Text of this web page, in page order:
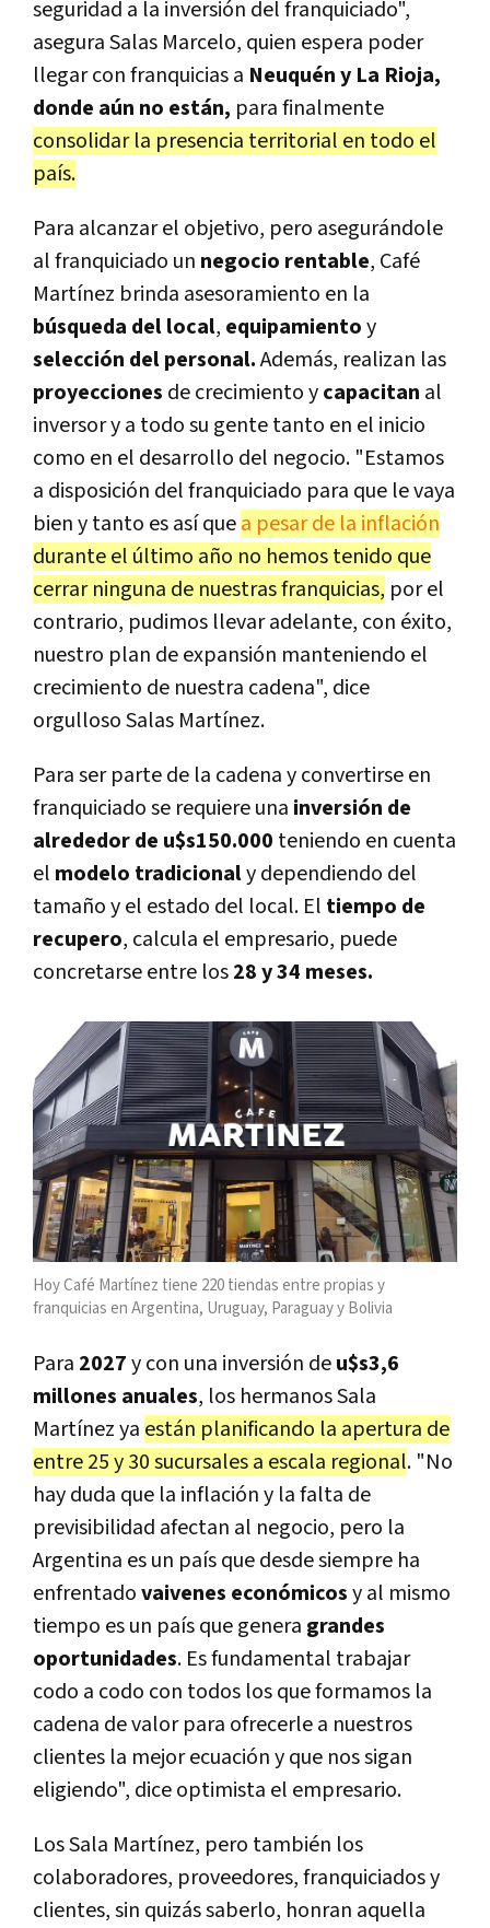
seguridad a la inversión del franquiciado",
asegura Salas Marcelo, quien espera poder
llegar con franquicias a Neuquén y La Rioja,
donde aún no están, para finalmente
consolidar la presencia territorial en todo el
país.
Para alcanzar el objetivo, pero asegurándole
al franquiciado un negocio rentable, Café
Martínez brinda asesoramiento en la
búsqueda del local, equipamientoy
selección del personal.Además, realizan las
proyecciones de crecimiento ycapacitan al
inversor y a todo su gente tanto en el inicio
como en el desarrollo del negocio. "Estamos
a disposición del franquiciado para que le vaya
bien y tanto es así quea pesar de la inflación
durante el último año no hemos tenido que
cerrar ninguna de nuestras franquicias, por el
contrario, pudimos llevar adelante, con éxito,
nuestro plan de expansión manteniendo el
crecimiento de nuestra cadena", dice
orgulloso Salas Martínez.
Para ser parte de la cadena y convertirse en
franquiciado se requiere una inversión de
alrededor de u$s150.000 teniendo en cuenta
el modelo tradicionaly dependiendo del
tamaño y el estado del local. El tiempo de
recupero, calcula el empresario, puede
concretarse entre los28 y 34 meses.
Hoy Café Martínez tiene 220 tiendas entre propias y
franquicias en Argentina, Uruguay, Paraguay y Bolivia
Para 2027y con una inversión deu$s3,6
millones anuales, los hermanos Sala
Martínez ya están planificando la apertura de
entre 25 y 30 sucursales a escala regional. "No
hay duda que la inflación y la falta de
previsibilidad afectan al negocio, pero la
Argentina es un país que desde siempre ha
enfrentadovaivenes económicosy al mismo
tiempo es un país que genera grandes
oportunidades. Es fundamental trabajar
codo a codo con todos los que formamos la
cadena de valor para ofrecerle a nuestros
clientes la mejor ecuación y que nos sigan
eligiendo", dice optimista el empresario.
Los Sala Martínez, pero también los
colaboradores, proveedores, franquiciados y
clientes, sin quizás saberlo, honran aquella